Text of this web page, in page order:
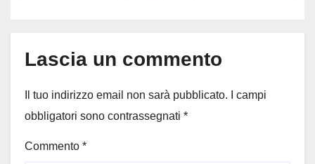
Lascia un commento
Il tuo indirizzo email non sarà pubblicato.
I campi
obbligatori sono contrassegnati *
Commento *